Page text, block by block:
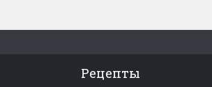
Рецепты